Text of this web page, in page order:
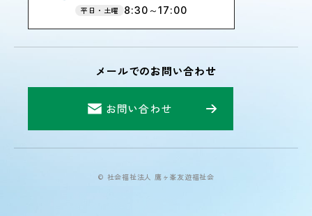
平日・土曜 8:30～17:00
メールでのお問い合わせ
お問い合わせ
© 社会福祉法人 鷹ヶ峯友遊福祉会